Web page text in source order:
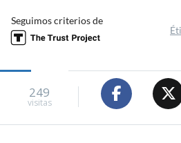
Seguimos criterios de
249
visitas